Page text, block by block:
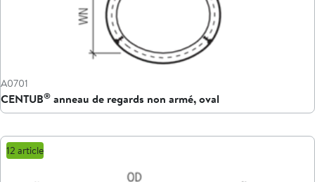
A0701
CENTUB® anneau de regards non armé, oval
12 article